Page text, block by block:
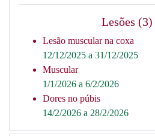
Lesões (3)
Lesão muscular na coxa
12/12/2025 a 31/12/2025
Muscular
1/1/2026 a 6/2/2026
Dores no púbis
14/2/2026 a 28/2/2026